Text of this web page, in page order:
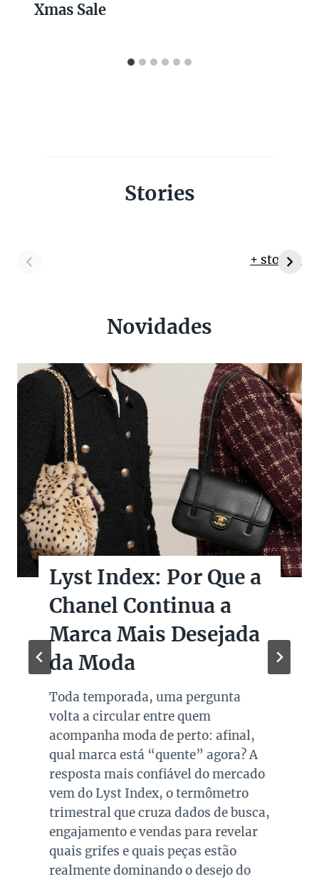
Xmas Sale
Stories
+ stories
Novidades
Lyst Index: Por Que a
Chanel Continua a
Marca Mais Desejada
da Moda
Toda temporada, uma pergunta
volta a circular entre quem
acompanha moda de perto: afinal,
qual marca está “quente” agora? A
resposta mais confiável do mercado
vem do Lyst Index, o termômetro
trimestral que cruza dados de busca,
engajamento e vendas para revelar
quais grifes e quais peças estão
realmente dominando o desejo do